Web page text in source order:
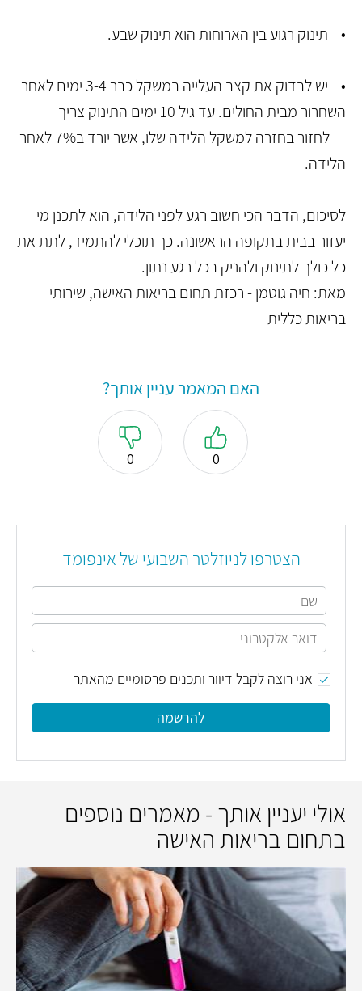
• תינוק רגוע בין הארוחות הוא תינוק שבע.
• יש לבדוק את קצב העלייה במשקל כבר 3-4 ימים לאחר
השחרור מבית החולים. עד גיל 10 ימים התינוק צריך
לחזור בחזרה למשקל הלידה שלו, אשר יורד ב7% לאחר
הלידה.
לסיכום, הדבר הכי חשוב רגע לפני הלידה, הוא לתכנן מי
יעזור בבית בתקופה הראשונה. כך תוכלי להתמיד, לתת את
כל כולך לתינוק ולהניק בכל רגע נתון.
מאת: חיה גוטמן - רכזת תחום בריאות האישה, שירותי
בריאות כללית
האם המאמר עניין אותך?
0
0
הצטרפו לניוזלטר השבועי של אינפומד
אני רוצה לקבל דיוור ותכנים פרסומיים מהאתר
להרשמה
אולי יעניין אותך - מאמרים נוספים
בתחום בריאות האישה